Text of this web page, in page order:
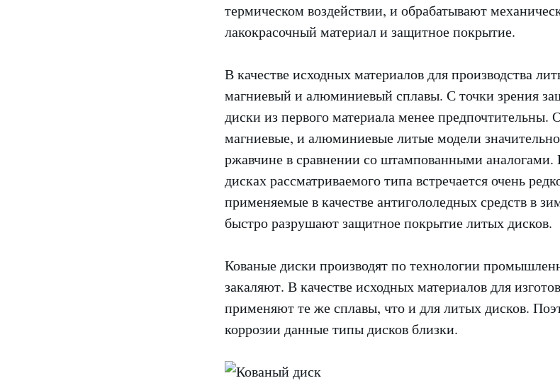
термическом воздействии, и обрабатывают
лакокрасочный материал и защитное покрытие.
В качестве исходных материалов для производства
магниевый и алюминиевый сплавы. С точки зрения
диски из первого материала менее
магниевые, и алюминиевые литые модели
ржавчине в сравнении со штампованными аналогами.
дисках рассматриваемого типа встречается очень
применяемые в качестве антигололедных средств в
быстро разрушают защитное покрытие литых дисков.
Кованые диски производят по технологии
закаляют. В качестве исходных материалов для
применяют те же сплавы, что и для литых дисков.
коррозии данные типы дисков близки.